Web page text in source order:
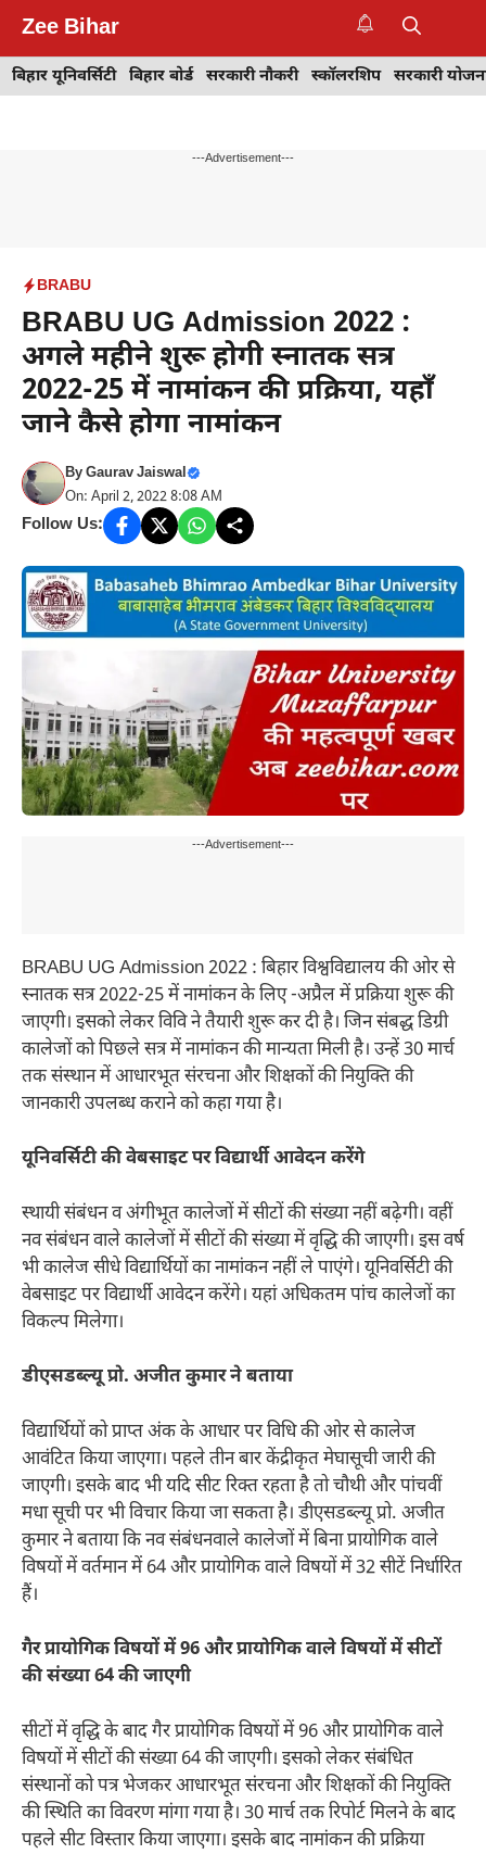
content
Zee Bihar
बिहार यूनिवर्सिटी बिहार बोर्ड सरकारी नौकरी स्कॉलरशिप सरकारी
---Advertisement---
BRABU
BRABU UG Admission 2022 :
अगले महीने शुरू होगी स्नातक सत्र
2022-25 में नामांकन की प्रक्रिया, यहाँ
जाने कैसे होगा नामांकन
ByGaurav Jaiswal
On: April 2, 2022 8:08 AM
Follow Us:
---Advertisement---
BRABU UG Admission 2022 : बिहार विश्वविद्यालय की ओर से
स्नातक सत्र 2022-25 में नामांकन के लिए -अप्रैल में प्रक्रिया शुरू की
जाएगी। इसको लेकर विवि ने तैयारी शुरू कर दी है। जिन संबद्ध डिग्री
कालेजों को पिछले सत्र में नामांकन की मान्यता मिली है। उन्हें 30 मार्च
तक संस्थान में आधारभूत संरचना और शिक्षकों की नियुक्ति की
जानकारी उपलब्ध कराने को कहा गया है।
यूनिवर्सिटी की वेबसाइट पर विद्यार्थी आवेदन करेंगे
स्थायी संबंधन व अंगीभूत कालेजों में सीटों की संख्या नहीं बढ़ेगी। वहीं
नव संबंधन वाले कालेजों में सीटों की संख्या में वृद्धि की जाएगी। इस वर्ष
भी कालेज सीधे विद्यार्थियों का नामांकन नहीं ले पाएंगे। यूनिवर्सिटी की
वेबसाइट पर विद्यार्थी आवेदन करेंगे। यहां अधिकतम पांच कालेजों का
विकल्प मिलेगा।
डीएसडब्ल्यू प्रो. अजीत कुमार ने बताया
विद्यार्थियों को प्राप्त अंक के आधार पर विधि की ओर से कालेज
आवंटित किया जाएगा। पहले तीन बार केंद्रीकृत मेघासूची जारी की
जाएगी। इसके बाद भी यदि सीट रिक्त रहता है तो चौथी और पांचवीं
मधा सूची पर भी विचार किया जा सकता है। डीएसडब्ल्यू प्रो. अजीत
कुमार ने बताया कि नव संबंधनवाले कालेजों में बिना प्रायोगिक वाले
विषयों में वर्तमान में 64 और प्रायोगिक वाले विषयों में 32 सीटें निर्धारित
हैं।
गैर प्रायोगिक विषयों में 96 और प्रायोगिक वाले विषयों में सीटों
की संख्या 64 की जाएगी
सीटों में वृद्धि के बाद गैर प्रायोगिक विषयों में 96 और प्रायोगिक वाले
विषयों में सीटों की संख्या 64 की जाएगी। इसको लेकर संबंधित
संस्थानों को पत्र भेजकर आधारभूत संरचना और शिक्षकों की नियुक्ति
की स्थिति का विवरण मांगा गया है। 30 मार्च तक रिपोर्ट मिलने के बाद
पहले सीट विस्तार किया जाएगा। इसके बाद नामांकन की प्रक्रिया